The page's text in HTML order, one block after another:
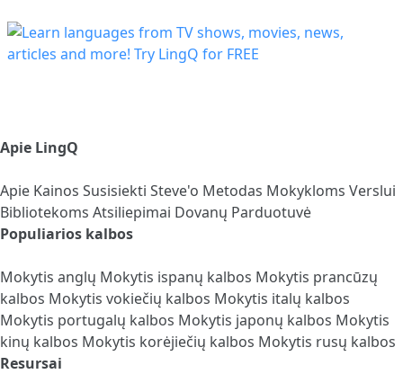
Apie LingQ
Apie Kainos Susisiekti Steve'o Metodas Mokykloms Verslui
Bibliotekoms Atsiliepimai Dovanų Parduotuvė
Populiarios kalbos
Mokytis anglų Mokytis ispanų kalbos Mokytis prancūzų
kalbos Mokytis vokiečių kalbos Mokytis italų kalbos
Mokytis portugalų kalbos Mokytis japonų kalbos Mokytis
kinų kalbos Mokytis korėjiečių kalbos Mokytis rusų kalbos
Resursai